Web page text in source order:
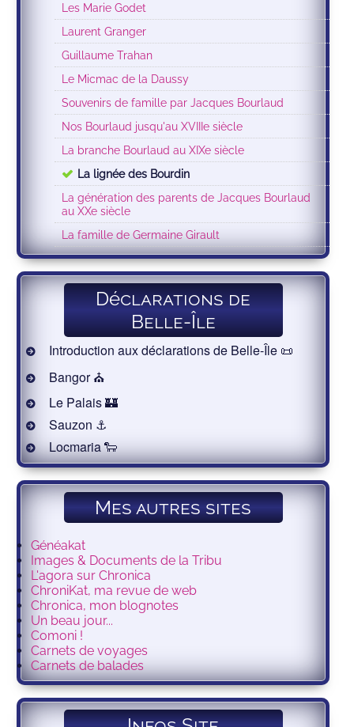
Les Marie Godet
Laurent Granger
Guillaume Trahan
Le Micmac de la Daussy
Souvenirs de famille par Jacques Bourlaud
Nos Bourlaud jusqu'au XVIIIe siècle
La branche Bourlaud au XIXe siècle
La lignée des Bourdin
La génération des parents de Jacques Bourlaud
au XXe siècle
La famille de Germaine Girault
Déclarations de
Belle-Île
Introduction aux déclarations de Belle-Île 📜
Bangor ⛪️
Le Palais 🏰
Sauzon ⚓️
Locmaria 🐑
Mes autres sites
Généakat
Images & Documents de la Tribu
L'agora sur Chronica
ChroniKat, ma revue de web
Chronica, mon blognotes
Un beau jour...
Comoni !
Carnets de voyages
Carnets de balades